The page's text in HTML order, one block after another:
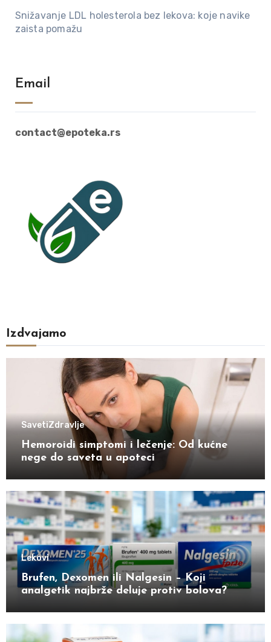
Snižavanje LDL holesterola bez lekova: koje navike
zaista pomažu
Email
contact@epoteka.rs
Izdvajamo
SavetiZdravlje
Hemoroidi simptomi i lečenje: Od kućne
nege do saveta u apoteci
Lekovi
Brufen, Dexomen ili Nalgesin – Koji
analgetik najbrže deluje protiv bolova?